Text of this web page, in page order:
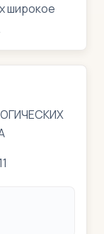
широкое